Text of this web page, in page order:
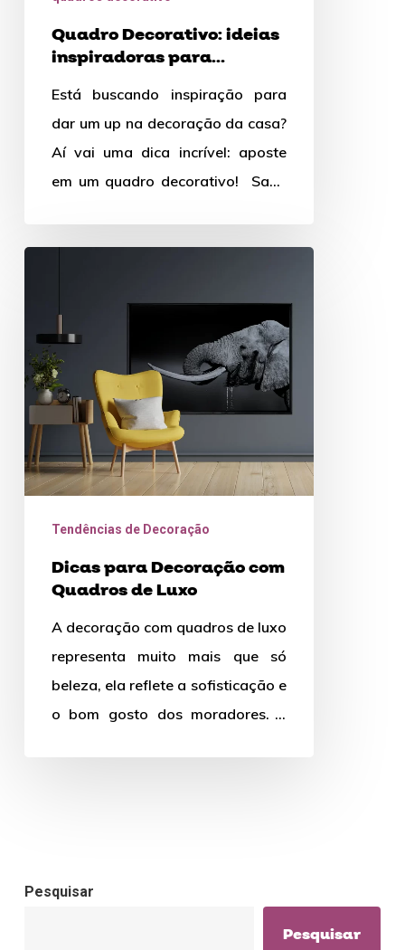
Quadro Decorativo: ideias
inspiradoras para
Está buscando inspiração para
dar um up na decoração da casa?
Aí vai uma dica incrível: aposte
em um quadro decorativo! Sabe
Decoração
com
Quadros
de
Luxo
Tendências de Decoração
Dicas para Decoração com
Quadros de Luxo
A decoração com quadros de luxo
representa muito mais que só
beleza, ela reflete a sofisticação e
o bom gosto dos moradores. É
Pesquisar
Pesquisar